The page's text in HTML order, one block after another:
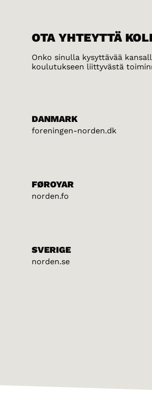
OTA YHTEYTTÄ
Onko sinulla kysyttävää
koulutukseen liittyvästä
DANMARK
foreningen-norden.dk
FØROYAR
norden.fo
SVERIGE
norden.se